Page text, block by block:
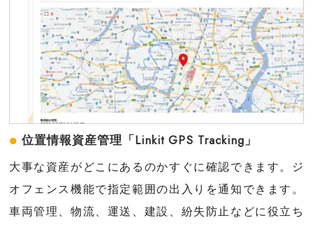
位置情報資産管理「Linkit GPS Tracking」
大事な資産がどこにあるのかすぐに確認できます。ジ
オフェンス機能で指定範囲の出入りを通知できます。
車両管理、物流、運送、建設、紛失防止などに役立ち